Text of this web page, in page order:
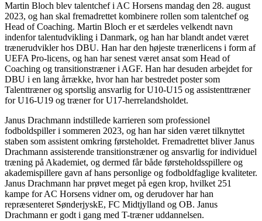
Martin Bloch blev talentchef i AC Horsens mandag den 28. august
2023, og han skal fremadrettet kombinere rollen som talentchef og
Head of Coaching. Martin Bloch er et særdeles velkendt navn
indenfor talentudvikling i Danmark, og han har blandt andet været
trænerudvikler hos DBU. Han har den højeste trænerlicens i form af
UEFA Pro-licens, og han har senest været ansat som Head of
Coaching og transitionstræner i AGF. Han har desuden arbejdet for
DBU i en lang årrække, hvor han har bestredet poster som
Talenttræner og sportslig ansvarlig for U10-U15 og assistenttræner
for U16-U19 og træner for U17-herrelandsholdet.
Janus Drachmann indstillede karrieren som professionel
fodboldspiller i sommeren 2023, og han har siden været tilknyttet
staben som assistent omkring førsteholdet. Fremadrettet bliver Janus
Drachmann assisterende transitionstræner og ansvarlig for individuel
træning på Akademiet, og dermed får både førsteholdsspillere og
akademispillere gavn af hans personlige og fodboldfaglige kvaliteter.
Janus Drachmann har prøvet meget på egen krop, hvilket 251
kampe for AC Horsens vidner om, og derudover har han
repræsenteret SønderjyskE, FC Midtjylland og OB. Janus
Drachmann er godt i gang med T-træner uddannelsen.